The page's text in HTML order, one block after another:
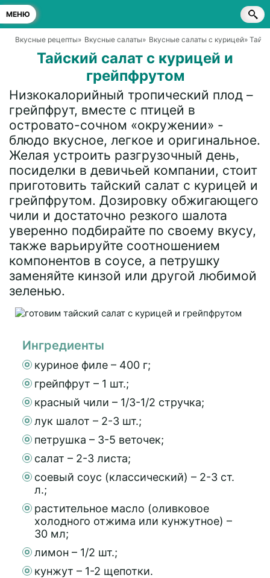
МЕНЮ
Вкусные рецепты» Вкусные салаты» Вкусные салаты с курицей»
Тайский салат с курицей и
грейпфрутом
Низкокалорийный тропический плод –
грейпфрут, вместе с птицей в
островато-сочном «окружении» -
блюдо вкусное, легкое и оригинальное.
Желая устроить разгрузочный день,
посиделки в девичьей компании, стоит
приготовить тайский салат с курицей и
грейпфрутом. Дозировку обжигающего
чили и достаточно резкого шалота
уверенно подбирайте по своему вкусу,
также варьируйте соотношением
компонентов в соусе, а петрушку
заменяйте кинзой или другой любимой
зеленью.
Ингредиенты
куриное филе – 400 г;
грейпфрут – 1 шт.;
красный чили – 1/3-1/2 стручка;
лук шалот – 2-3 шт.;
петрушка – 3-5 веточек;
салат – 2-3 листа;
соевый соус (классический) – 2-3 ст.
л.;
растительное масло (оливковое
холодного отжима или кунжутное) –
30 мл;
лимон – 1/2 шт.;
кунжут – 1-2 щепотки.